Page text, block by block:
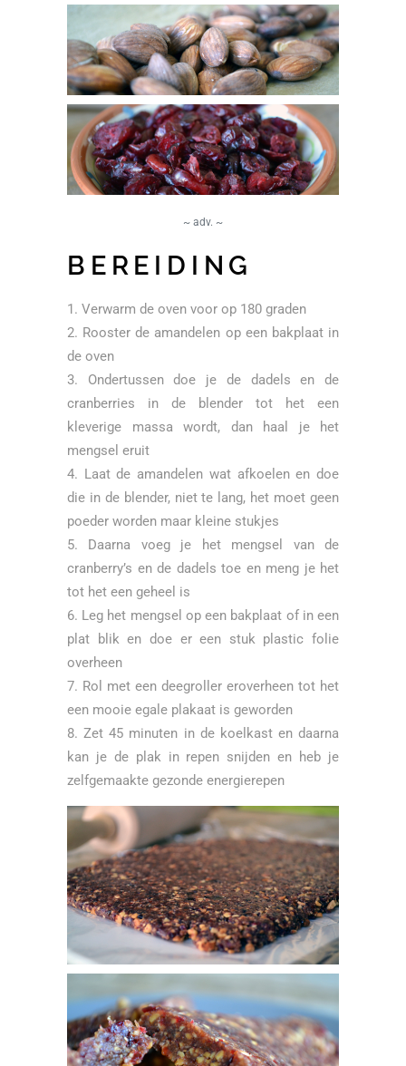
~ adv. ~
BEREIDING
Verwarm de oven voor op 180 graden
Rooster de amandelen op een bakplaat in
de oven
Ondertussen doe je de dadels en de
cranberries in de blender tot het een
kleverige massa wordt, dan haal je het
mengsel eruit
Laat de amandelen wat afkoelen en doe
die in de blender, niet te lang, het moet geen
poeder worden maar kleine stukjes
Daarna voeg je het mengsel van de
cranberry’s en de dadels toe en meng je het
tot het een geheel is
Leg het mengsel op een bakplaat of in een
plat blik en doe er een stuk plastic folie
overheen
Rol met een deegroller eroverheen tot het
een mooie egale plakaat is geworden
Zet 45 minuten in de koelkast en daarna
kan je de plak in repen snijden en heb je
zelfgemaakte gezonde energierepen